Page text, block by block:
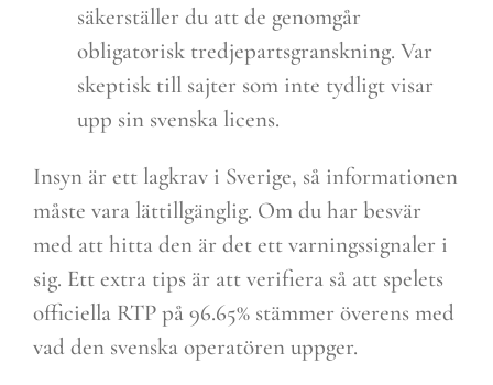
säkerställer du att de genomgår
obligatorisk tredjepartsgranskning. Var
skeptisk till sajter som inte tydligt visar
upp sin svenska licens.
Insyn är ett lagkrav i Sverige, så informationen
måste vara lättillgänglig. Om du har besvär
med att hitta den är det ett varningssignaler i
sig. Ett extra tips är att verifiera så att spelets
officiella RTP på 96.65% stämmer överens med
vad den svenska operatören uppger.